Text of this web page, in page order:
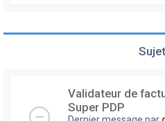
Validateur de
Super PDP